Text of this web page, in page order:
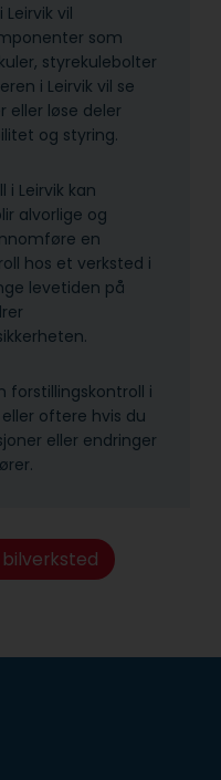
vil
som
styrekulebolter
i Leirvik vil se
eller løse deler
og styring.
i Leirvik kan
alvorlige og
en
hos et verksted i
levetiden på
forstillingskontroll i
oftere hvis du
eller endringer